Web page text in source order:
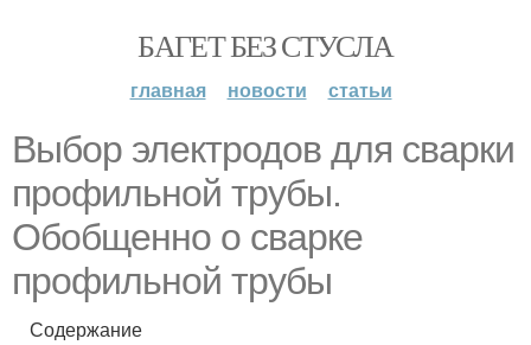
БАГЕТ БЕЗ СТУСЛА
главная новости статьи
Выбор электродов для сварки
профильной трубы.
Обобщенно о сварке
профильной трубы
Содержание